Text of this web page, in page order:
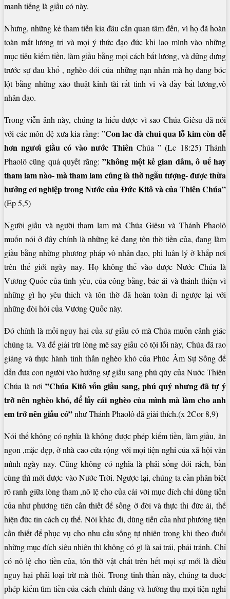
manh tiếng là giầu có này.
Nhưng, những kẻ tham tiền kia đâu cần quan tâm đến, vì họ đã hoàn
toàn mất lương tri và mọi ý thức đạo đức khi lao mình vào những
mục tiêu kiếm tiền, làm giầu bằng mọi cách bất lương, và dửng dưng
trước sự đau khổ , nghèo đói của những nạn nhân mà họ đang bóc
lột bằng những xảo thuật kinh tài rất tinh vi và đầy bất lương,vô
nhân đạo.
Trong viễn ảnh này, chúng ta hiểu được vì sao Chúa Giêsu đã nói
với các môn đệ xưa kia rằng: ”Con lac đà chui qua lỗ kim còn dễ
hơn ngươì giầu có vào nước Thiên Chúa ” (Lc 18:25) Thánh
Phaolô cũng quả quyết rằng:”không một kẻ gian dâm, ô uế hay
tham lam nào- mà tham lam cũng là thờ ngẫu tượng- được thừa
hưởng cơ nghiệp trong Nước của Đức Kitô và của Thiên Chúa”
(Ep 5,5)
Người giầu và người tham lam mà Chúa Giêsu và Thánh Phaolô
muốn nói ở đây chính là những kẻ đang tôn thờ tiền của, đang làm
giầu bằng những phương pháp vô nhân đạo, phi luân lý ở khắp nơi
trên thế giới ngày nay. Họ không thể vào được Nước Chúa là
Vương Quốc của tình yêu, của công bằng, bác ái và thánh thiện vì
những gì họ yêu thich và tôn thờ đã hoàn toàn đi ngược lại với
những đòi hỏi của Vương Quốc này.
Đó chính là mối nguy hại của sự giầu có mà Chúa muốn cảnh giác
chúng ta. Và để giải trừ lòng mê say giầu có tội lỗi này, Chúa đã rao
giảng và thực hành tinh thần nghèo khó của Phúc Âm Sự Sống để
dẫn đưa con người vào hưởng sự giầu sang phú qúy của Nuớc Thiên
Chúa là nơi”Chúa Kitô vốn giầu sang, phú quý nhưng đã tự ý
trở nên nghèo khó, để lấy cái nghèo của mình mà làm cho anh
em trở nên giầu có”như Thánh Phaolô đã giải thích.(x 2Cor 8,9)
Nói thế không có nghĩa là không được phép kiếm tiền, làm giầu, ăn
ngon ,mặc đẹp, ở nhà cao cửa rộng với mọi tiện nghi của xã hội văn
mình ngày nay. Cũng không có nghĩa là phải sống đói rách, bần
cùng thì mới được vào Nước Trời. Ngược lại, chúng ta cần phân biệt
rõ ranh giữa lòng tham ,nô lệ cho của cải với mục đích chỉ dùng tiền
của như phương tiên cần thiết để sống ở đời và thực thi đức ái, thể
hiện đức tin cách cụ thể. Nói khác đi, dùng tiền của như phương tiện
cần thiết để phục vụ cho nhu cầu sống tự nhiên trong khi theo đuổi
những mục đích siêu nhiên thì không có gì là sai trái, phải tránh. Chỉ
có nô lệ cho tiền của, tôn thờ vật chất trên hết mọi sự mới là điều
nguy hại phải loại trừ mà thôi. Trong tinh thần này, chúng ta đuợc
phép kiếm tìm tiền của cách chính đáng và hưởng thụ mọi tiện nghi